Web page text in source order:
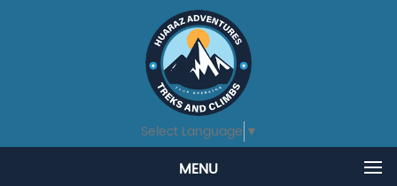
Select Language ▼
MENU